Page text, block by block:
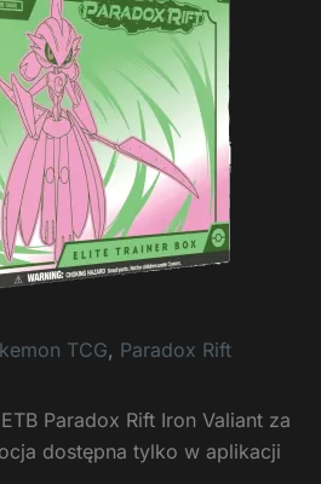
TCG, Paradox Rift
Paradox Rift Iron Valiant za
dostępna tylko w aplikacji